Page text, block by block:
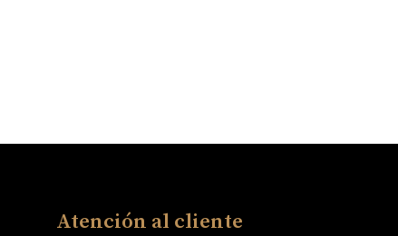
Atención al cliente